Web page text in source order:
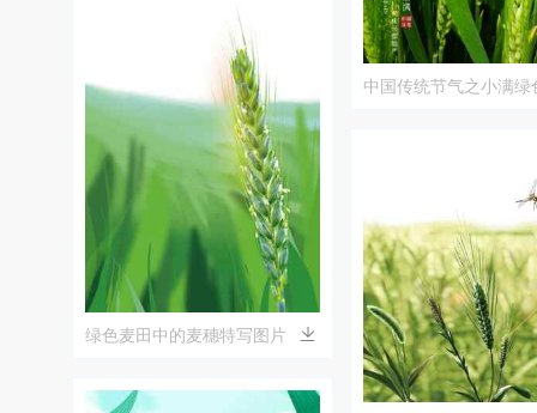
绿色麦田中的麦穗特写图片
中国传统节气之小满绿